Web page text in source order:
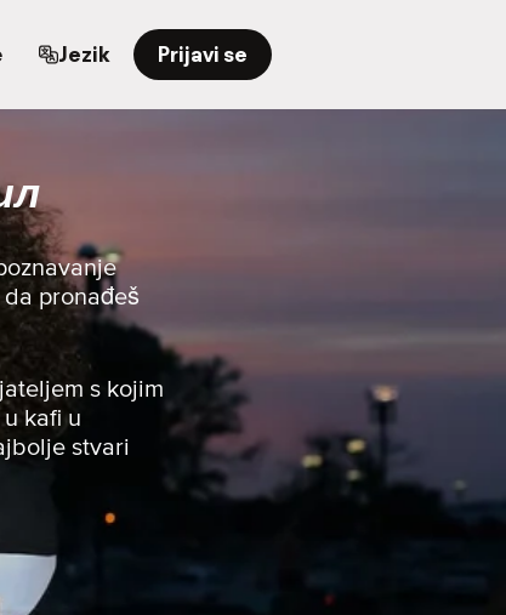
Jezik Prijavi se
pronađeš
s kojim
kafi u
stvari